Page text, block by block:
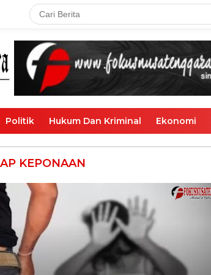
Politik Hukum Dan Kriminal Ekonomi
KEPONAAN